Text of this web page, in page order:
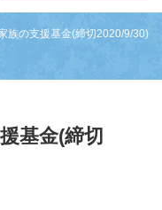
族の支援基金(締切2020/9/30)
基金(締切